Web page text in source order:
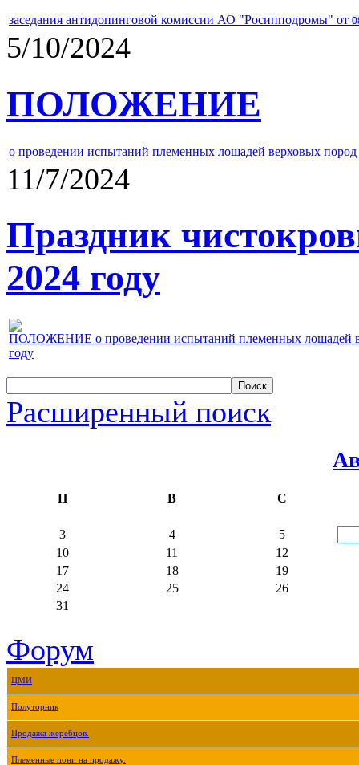
заседания антидопинговой комиссии АО "Росипподромы" от
5/10/2024
ПОЛОЖЕНИЕ
о проведении испытаний племенных лошадей верховых
11/7/2024
Праздник
2024 году
ПОЛОЖЕНИЕ о проведении испытаний племенных лошадей
году
Расширенный поиск
П В С
3 4
5
10
11
12
17
18
19
24
25
26
31
Форум
ЦМИ
Полуторник
Продажа жеребцов.
Племенные пони на продажу.